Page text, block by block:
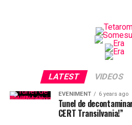
LATEST VIDEOS
EVENIMENT 6 years ago
Tunel de
CERT Transilvania!”